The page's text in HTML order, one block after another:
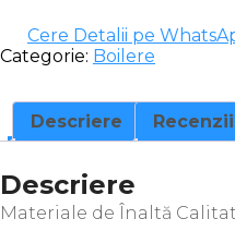
Cere Detalii pe
Categorie: Boilere
Descriere
Descriere
Materiale de Înaltă